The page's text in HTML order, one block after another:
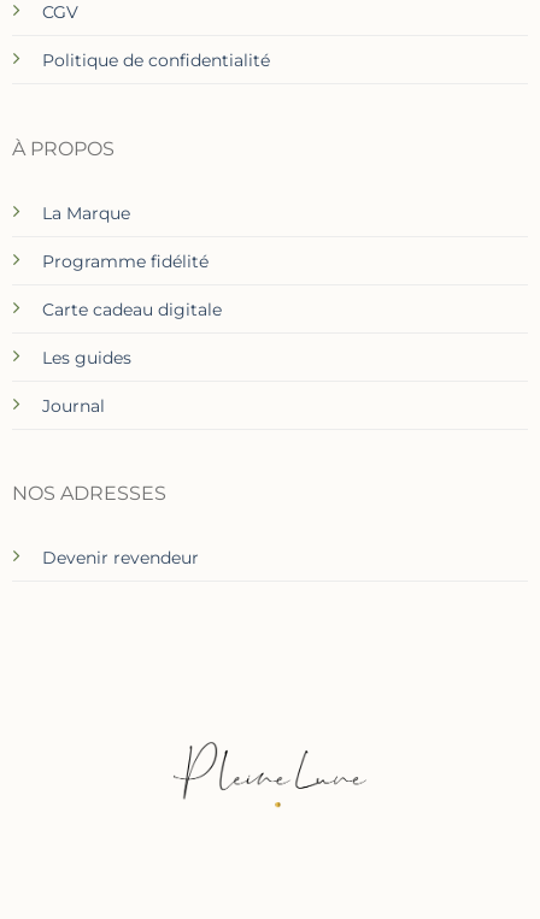
CGV
Politique de confidentialité
À PROPOS
La Marque
Programme fidélité
Carte cadeau digitale
Les guides
Journal
NOS ADRESSES
Devenir revendeur